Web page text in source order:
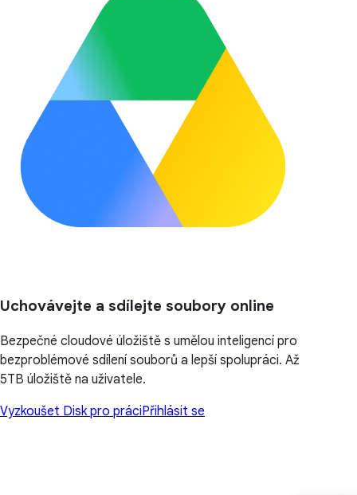
Uchovávejte a sdílejte soubory online
Bezpečné cloudové úložiště s umělou inteligencí pro
bezproblémové sdílení souborů a lepší spolupráci. Až
5TB úložiště na uživatele.
Vyzkoušet Disk pro práciPřihlásit se